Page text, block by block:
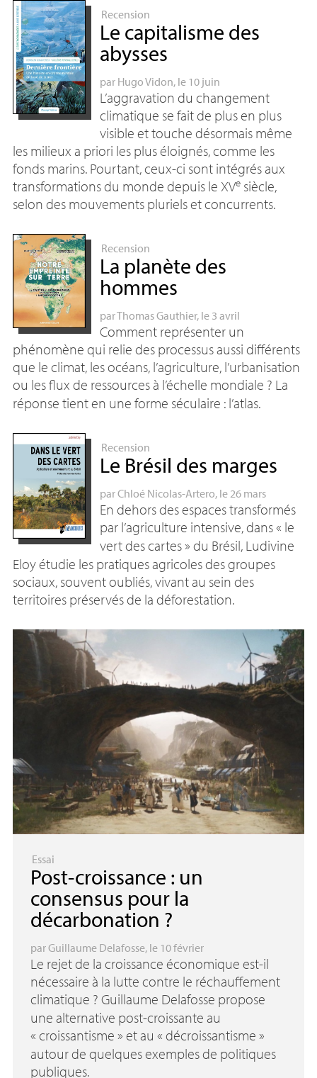
Recension
Le capitalisme des
abysses
par Hugo Vidon, le 10 juin
L’aggravation du changement
climatique se fait de plus en plus
visible et touche désormais même
les milieux a priori les plus éloignés, comme les
fonds marins. Pourtant, ceux-ci sont intégrés aux
transformations du monde depuis le XVesiècle,
selon des mouvements pluriels et concurrents.
Recension
La planète des
hommes
parThomas Gauthier, le 3 avril
Comment représenter un
phénomène qui relie des processus aussi différents
que le climat, les océans, l’agriculture, l’urbanisation
ou les flux de ressources à l’échelle mondiale ? La
réponse tient en une forme séculaire : l’atlas.
Recension
Le Brésil des marges
parChloé Nicolas-Artero, le 26 mars
En dehors des espaces transformés
par l’agriculture intensive, dans « le
vert des cartes» du Brésil, Ludivine
Eloy étudie les pratiques agricoles des groupes
sociaux, souvent oubliés, vivant au sein des
territoires préservés de la déforestation.
Essai
Post-croissance : un
consensus pour la
décarbonation ?
parGuillaume Delafosse, le 10 février
Le rejet de la croissance économique est-il
nécessaire à la lutte contre le réchauffement
climatique ? Guillaume Delafosse propose
une alternative post-croissante au
« croissantisme » et au « décroissantisme »
autour de quelques exemples de politiques
publiques.